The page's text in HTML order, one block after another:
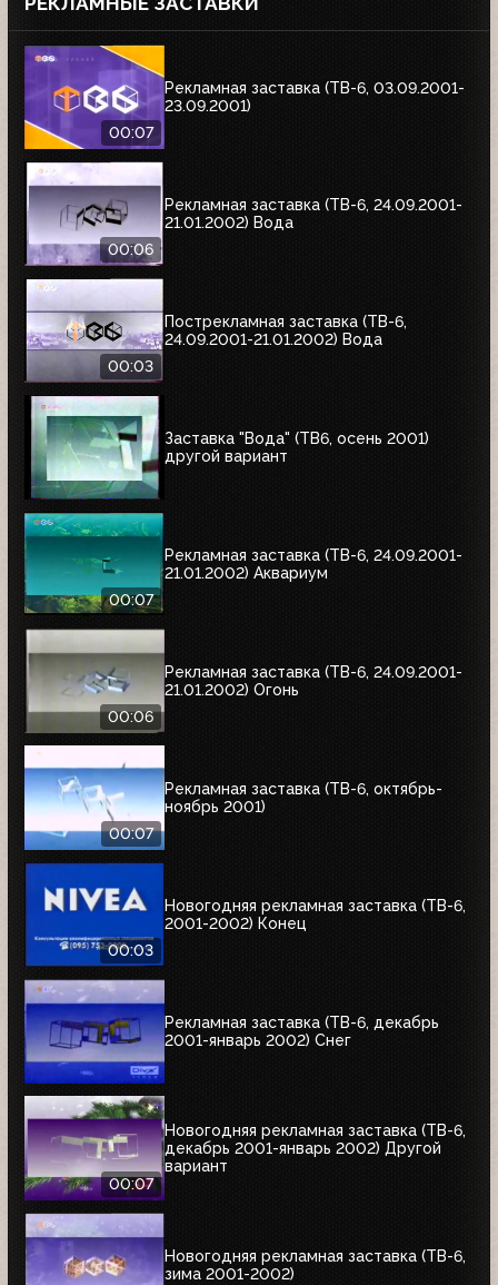
00:07
Рекламная заставка (ТВ-6, 03.09.2001-
23.09.2001)
00:06
Рекламная заставка (ТВ-6, 24.09.2001-
21.01.2002) Вода
00:03
Пострекламная заставка (ТВ-6,
24.09.2001-21.01.2002) Вода
Заставка "Вода" (ТВ6, осень 2001)
другой вариант
00:07
Рекламная заставка (ТВ-6, 24.09.2001-
21.01.2002) Аквариум
00:06
Рекламная заставка (ТВ-6, 24.09.2001-
21.01.2002) Огонь
00:07
Рекламная заставка (ТВ-6, октябрь-
ноябрь 2001)
00:03
Новогодняя рекламная заставка (ТВ-6,
2001-2002) Конец
Рекламная заставка (ТВ-6, декабрь
2001-январь 2002) Снег
00:07
Новогодняя рекламная заставка (ТВ-6,
декабрь 2001-январь 2002) Другой
вариант
Новогодняя рекламная заставка (ТВ-6,
зима 2001-2002)